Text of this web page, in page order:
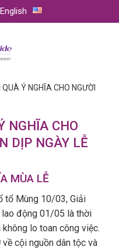
English
Ý NGHĨA CHO NGƯỜI
NGHĨA CHO
DỊP NGÀY LỄ
MÙA LỄ
tổ Mùng 10/03, Giải
lao động 01/05 là thời
lo toan công việc.
cội nguồn dân tộc và